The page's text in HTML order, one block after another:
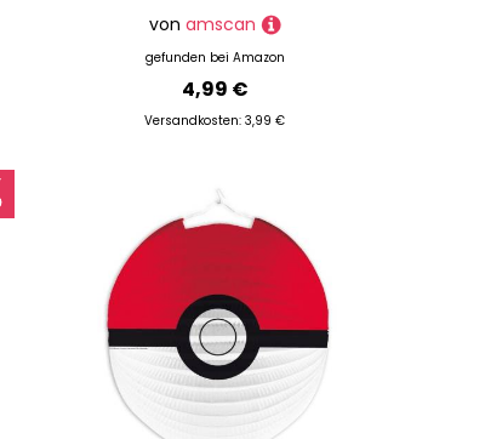
von amscan
gefunden bei Amazon
4,99 €
Versandkosten: 3,99 €